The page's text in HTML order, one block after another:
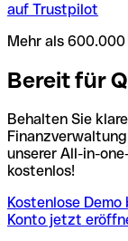
auf Trustpilot
Mehr als
Bereit für
Behalten Sie
unserer All-in-
kostenlos!
Kostenlose Demo
Konto jetzt